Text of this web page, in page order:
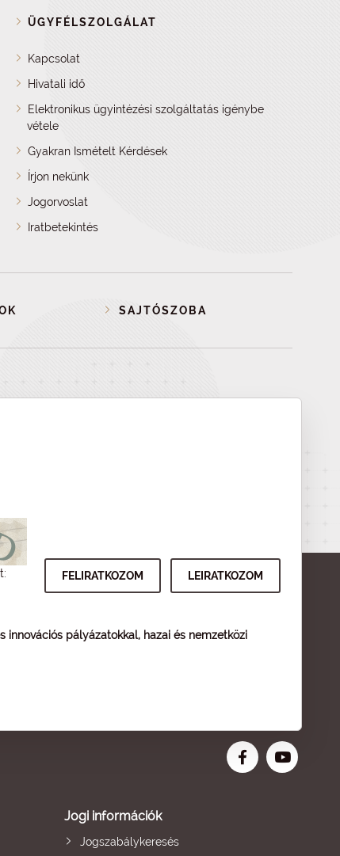
ÜGYFÉLSZOLGÁLAT
Kapcsolat
Hivatali idő
Elektronikus ügyintézési szolgáltatás igénybe
vétele
Gyakran Ismételt Kérdések
Írjon nekünk
Jogorvoslat
Iratbetekintés
SAJTÓSZOBA
pályázatokkal, hazai és nemzetközi
Jogi információk
Jogszabálykeresés